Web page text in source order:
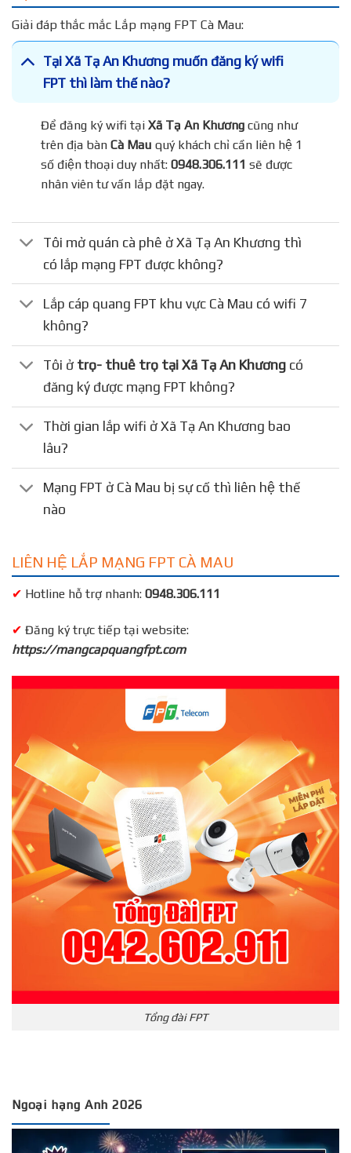
Giải đáp thắc mắc Lắp mạng FPT Cà Mau:
Tại Xã Tạ An Khương muốn đăng ký wifi
FPT thì làm thế nào?
Để đăng ký wifi tạiXã Tạ An Khươngcũng như
trên địa bànCà Mauquý khách chỉ cần liên hệ 1
số điện thoại duy nhất:0948.306.111 sẽ được
nhân viên tư vấn lắp đặt ngay.
Tôi mở quán cà phê ở Xã Tạ An Khương thì
có lắp mạng FPT được không?
Lắp cáp quang FPT khu vực Cà Mau có wifi 7
không?
Tôi ở trọ- thuê trọ tại Xã Tạ An Khương có
đăng ký được mạng FPT không?
Thời gian lắp wifi ở Xã Tạ An Khương bao
lâu?
Mạng FPT ở Cà Mau bị sự cố thì liên hệ thế
nào
LIÊN HỆ LẮP MẠNG FPT CÀ MAU
✔ Hotline hỗ trợ nhanh: 0948.306.111
✔ Đăng ký trực tiếp tại website:
https://mangcapquangfpt.com
Tổng đài FPT
Ngoại hạng Anh 2026